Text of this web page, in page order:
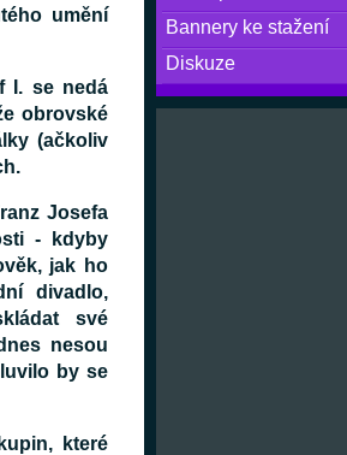
umění
I. se nedá
obrovské
(ačkoliv
Josefa
- kdyby
jak ho
divadlo,
své
nesou
by se
které
Bannery ke stažení
Diskuze